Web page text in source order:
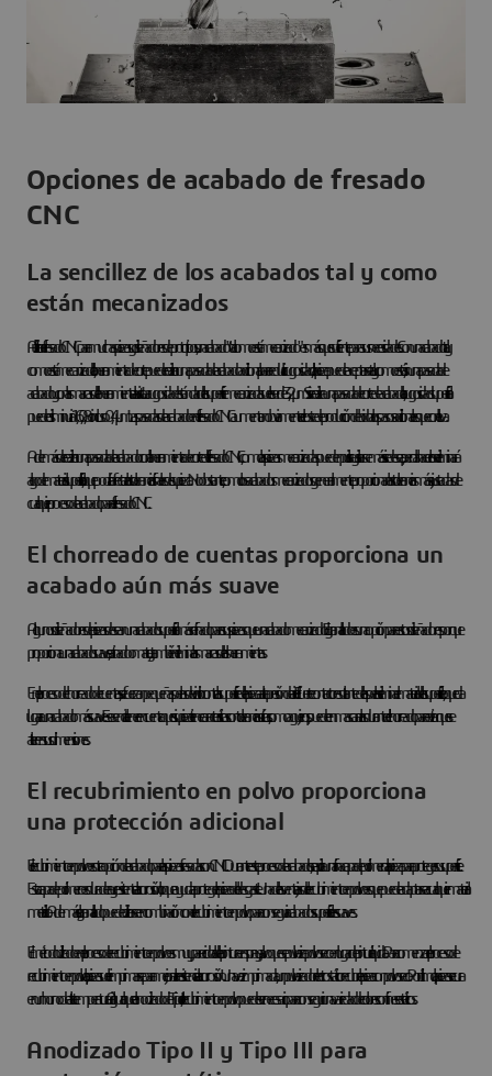
Opciones de acabado de fresado
CNC
La sencillez de los acabados tal y como
están mecanizados
Al utilizar el fresado CNC para muchas piezas y diseñadores de prototipos, un acabado "tal como está mecanizado" es más que suficiente para sus necesidades. Con un acabado tal y
como está mecanizado, la herramienta de corte puede realizar una pasada de acabado adicional para reducir la rugosidad, o la pieza puede aceptarse tal y como está, sin una pasada de
acabado y con las marcas de la herramienta a la vista. La rugosidad estándar de la superficie mecanizada suele ser de 3,2 μm. Si se realiza una pasada de corte de acabado, la rugosidad superficial
puede disminuir a 1,6, 0,8 o incluso 0,4 μm. Las pasadas de acabado en el fresado CNC aumentan obviamente el coste de producción debido a los pasos adicionales que conlleva.
Además de realizar una pasada de acabado con la herramienta de corte del fresado CNC, como las piezas mecanizadas pueden pulirse y alisarse más si se desea, pero al hacerlo se eliminará
algo de material superficial, lo que podría afectar a las tolerancias finales de su pieza. No obstante, como los acabados mecanizados generalmente proporcionan las tolerancias más ajustadas de
cualquier proceso de acabado para el fresado CNC.
El chorreado de cuentas proporciona un
acabado aún más suave
Algunos diseñadores de piezas desean un acabado superficial más refinado para sus piezas que un acabado mecanizado. El granallado es una opción para estos diseñadores porque
proporciona un acabado suave, satinado o mate, y también elimina las marcas de las herramientas.
En el proceso de chorreado de cuentas, se fuerzan pequeñas perlas de vidrio contra la superficie de la pieza a alta presión de aire. El fuerte contacto resultante de las perlas elimina el material de la superficie, lo que da
lugar a un acabado más suave. Es esencial tener en cuenta que si su pieza tiene características con tolerancias críticas, como agujeros, puede enmascararlas durante el chorreado para evitar que se
alteren sus dimensiones.
El recubrimiento en polvo proporciona
una protección adicional
El recubrimiento en polvo es otra opción de acabado para las piezas fresadas con CNC. Durante este proceso de acabado, se aplica una fina capa de polímero a la pieza para proteger su superficie.
Esta capa de polímero es duradera y resistente a la corrosión, lo que ayuda a proteger la pieza del desgaste. Una de las ventajas del recubrimiento en polvo es que puede adaptarse a cualquier material
metálico. Además, el granallado puede utilizarse en combinación con el recubrimiento en polvo para conseguir acabados superficiales suaves.
El método utilizado en el proceso de recubrimiento en polvo es muy parecido al de la pintura en spray, salvo que se pulveriza polvo seco en lugar de pintura líquida. Para comenzar el proceso de
recubrimiento en polvo, la pieza suele imprimarse para mejorar la resistencia a la corrosión. Una vez imprimada, un pulverizador electrostático recubre la pieza con polvo seco. Por último, la pieza se cura
en un horno de alta temperatura. Al igual que el anodizado de Tipo II, el recubrimiento en polvo puede ser necesario para conseguir una variedad de colores con fines estéticos.
Anodizado Tipo II y Tipo III para